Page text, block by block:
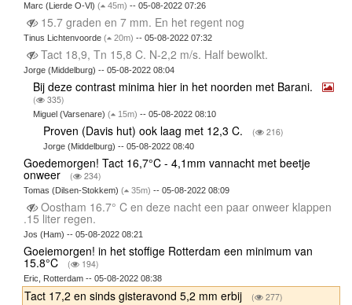
Marc (Lierde O-Vl) ( 45m) -- 05-08-2022 07:26
15.7 graden en 7 mm. En het regent nog
Tinus Lichtenvoorde ( 20m) -- 05-08-2022 07:32
Tact 18,9, Tn 15,8 C. N-2,2 m/s. Half bewolkt.
Jorge (Middelburg) -- 05-08-2022 08:04
Bij deze contrast minima hier in het noorden met Barani.
( 335)
Miguel (Varsenare)( 15m) -- 05-08-2022 08:10
Proven (Davis hut) ook laag met 12,3 C. ( 216)
Jorge (Middelburg) -- 05-08-2022 08:40
Goedemorgen! Tact 16,7°C - 4,1mm vannacht met beetje
onweer ( 234)
Tomas (Dilsen-Stokkem) ( 35m) -- 05-08-2022 08:09
Oostham 16.7° C en deze nacht een paar onweer klappen
.15 liter regen.
Jos (Ham) -- 05-08-2022 08:21
Goeiemorgen! in het stoffige Rotterdam een minimum van
15.8°C ( 194)
Eric, Rotterdam -- 05-08-2022 08:38
Tact 17,2 en sinds gisteravond 5,2 mm erbij ( 277)